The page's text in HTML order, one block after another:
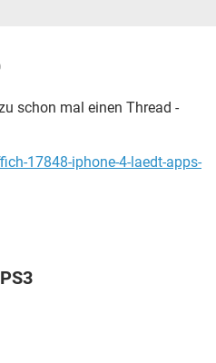
schon mal einen Thread -
17848-iphone-4-laedt-apps-